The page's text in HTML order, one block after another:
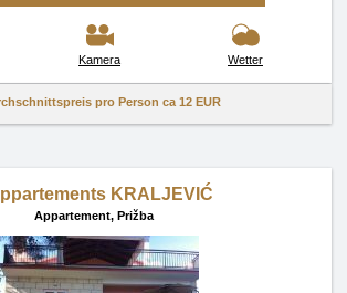
Kamera Wetter
pro Person ca 12 EUR
KRALJEVIĆ
Appartement, Prižba